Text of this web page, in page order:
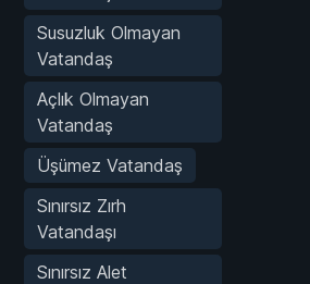
Susuzluk Olmayan
Vatandaş
Açlık Olmayan
Vatandaş
Üşümez Vatandaş
Sınırsız Zırh
Vatandaşı
Sınırsız Alet